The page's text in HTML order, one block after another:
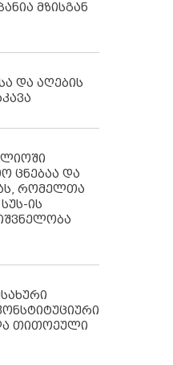
მზისგან
და აღების
ცნებაა და
რომელთა
ის
თითოეული